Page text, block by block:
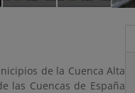
de la Cuenca Alta
las Cuencas de España